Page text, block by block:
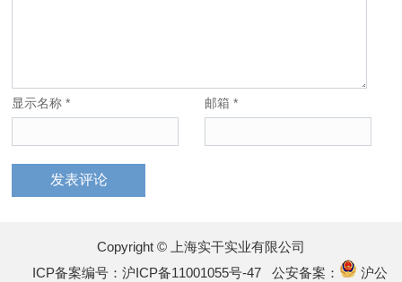
显示名称* 邮箱*
Copyright © 上海实干实业有限公司
ICP备案编号：沪ICP备11001055号-47
公安备案： 沪公